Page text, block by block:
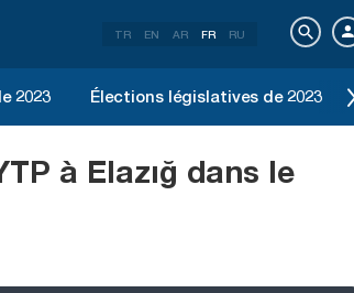
TR EN AR FR RU
2023 Élections législatives de 2023
à Elazığ dans le